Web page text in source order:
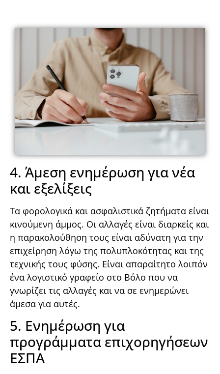
4. Άμεση ενημέρωση για νέα
και εξελίξεις
Τα φορολογικά και ασφαλιστικά ζητήματα είναι
κινούμενη άμμος. Οι αλλαγές είναι διαρκείς και
η παρακολούθηση τους είναι αδύνατη για την
επιχείρηση λόγω της πολυπλοκότητας και της
τεχνικής τους φύσης. Είναι απαραίτητο λοιπόν
ένα λογιστικό γραφείο στο Βόλο που να
γνωρίζει τις αλλαγές και να σε ενημερώνει
άμεσα για αυτές.
5. Ενημέρωση για
προγράμματα επιχορηγήσεων
ΕΣΠΑ